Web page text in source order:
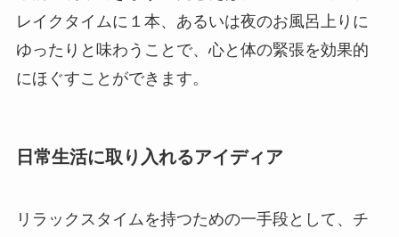
レイクタイムに１本、あるいは夜のお風呂上りに
ゆったりと味わうことで、心と体の緊張を効果的
にほぐすことができます。
日常生活に取り入れるアイディア
リラックスタイムを持つための一手段として、チ